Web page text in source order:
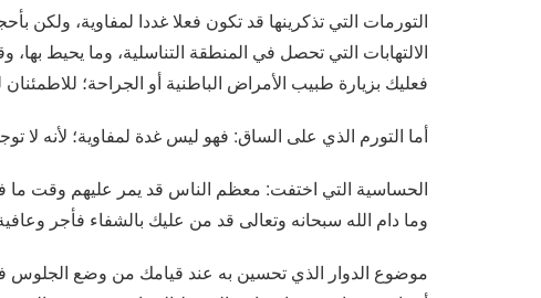
التورمات التي تذكرينها قد تكون فعلا غددا لمفاوية، ولكن
الالتهابات التي تحصل في المنطقة التناسلية، وما يحيط
فعليك بزيارة طبيب الأمراض الباطنية أو الجراحة؛ للاطمئنان
أما التورم الذي على الساق: فهو ليس غدة لمفاوية؛ لأنه لا
الحساسية التي اختفت: معظم الناس قد يمر عليهم وقت ما
وما دام الله سبحانه وتعالى قد من عليك بالشفاء فأجر
موضوع الدوار الذي تحسين به عند قيامك من وضع الجلوس